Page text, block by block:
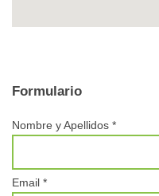
Formulario
Nombre y Apellidos *
Email *